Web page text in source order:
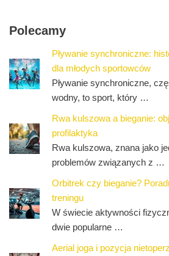
Polecamy
Pływanie synchroniczne:
dla młodych sportowców
Pływanie synchroniczne,
wodny, to sport, który …
Rwa kulszowa a bieganie:
profilaktyka
Rwa kulszowa, znana jako
problemów związanych z …
Orbitrek czy bieganie?
treningu
W świecie aktywności
dwie popularne …
Aerial joga i pozycja